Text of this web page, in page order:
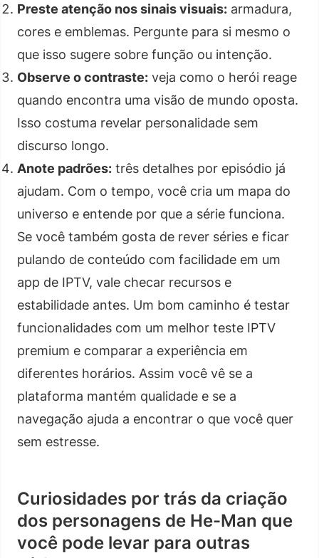
Preste atenção nos sinais visuais: armadura,
cores e emblemas. Pergunte para si mesmo o
que isso sugere sobre função ou intenção.
Observe o contraste: veja como o herói reage
quando encontra uma visão de mundo oposta.
Isso costuma revelar personalidade sem
discurso longo.
Anote padrões: três detalhes por episódio já
ajudam. Com o tempo, você cria um mapa do
universo e entende por que a série funciona.
Se você também gosta de rever séries e ficar
pulando de conteúdo com facilidade em um
app de IPTV, vale checar recursos e
estabilidade antes. Um bom caminho é testar
funcionalidades com um melhor teste IPTV
premium e comparar a experiência em
diferentes horários. Assim você vê se a
plataforma mantém qualidade e se a
navegação ajuda a encontrar o que você quer
sem estresse.
Curiosidades por trás da criação
dos personagens de He-Man que
você pode levar para outras